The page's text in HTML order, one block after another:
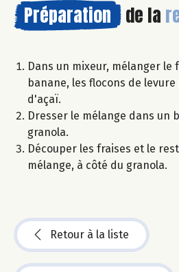
Préparation de la
Dans un mixeur, mélanger le
banane, les flocons de
d'açaï.
Dresser le mélange dans un
granola.
Découper les fraises et le
mélange, à côté du granola.
Retour à la liste